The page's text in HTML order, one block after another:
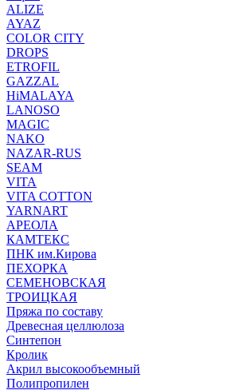
ALIZE
AYAZ
COLOR CITY
DROPS
ETROFIL
GAZZAL
HiMALAYA
LANOSO
MAGIC
NAKO
NAZAR-RUS
SEAM
VITA
VITA COTTON
YARNART
АРЕОЛА
КАМТЕКС
ПНК им.Кирова
ПЕХОРКА
СЕМЕНОВСКАЯ
ТРОИЦКАЯ
Пряжа по составу
Древесная целлюлоза
Синтепон
Кролик
Акрил высокообъемный
Полипропилен